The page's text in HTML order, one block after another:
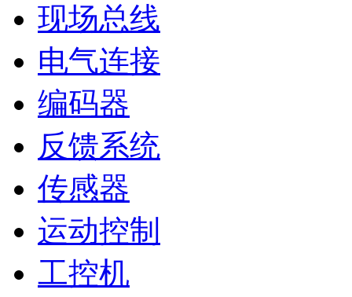
现场总线
电气连接
编码器
反馈系统
传感器
运动控制
工控机